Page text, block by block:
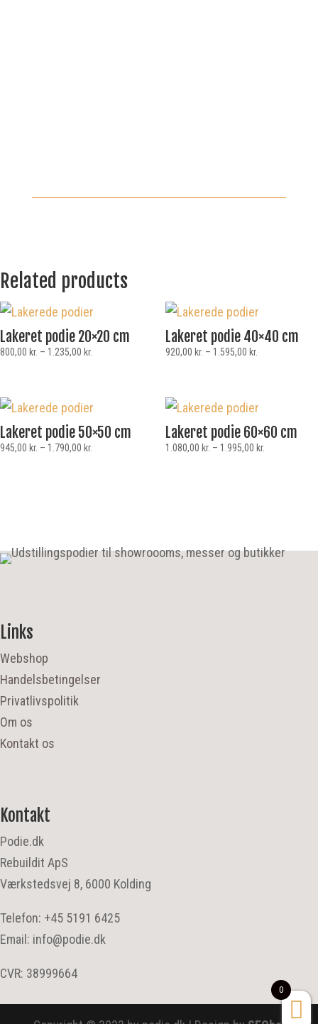
Related products
Lakeret podie 20×20 cm
800,00 kr. – 1.235,00 kr.
Lakeret podie 40×40 cm
920,00 kr. – 1.595,00 kr.
Lakeret podie 50×50 cm
945,00 kr. – 1.790,00 kr.
Lakeret podie 60×60 cm
1.080,00 kr. – 1.995,00 kr.
Links
Webshop
Handelsbetingelser
Privatlivspolitik
Om os
Kontakt os
Kontakt
Podie.dk
Rebuildit ApS
Værkstedsvej 8, 6000 Kolding
Telefon: +45 5191 6425
Email: info@podie.dk
CVR: 38999664
0